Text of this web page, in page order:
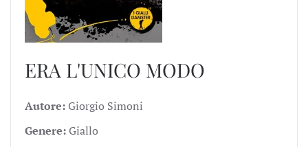
ERA L'UNICO MODO
Autore: Giorgio Simoni
Genere: Giallo